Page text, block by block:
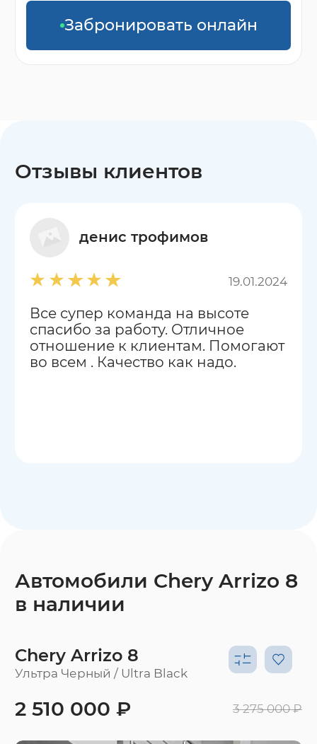
Забронировать онлайн
Отзывы клиентов
денис трофимов
19.01.2024
Все супер команда на высоте
спасибо за работу. Отличное
отношение к клиентам. Помогают
во всем . Качество как надо.
Автомобили Chery Arrizo 8
в наличии
Chery Arrizo 8
Ультра Черный / Ultra Black
2 510 000 ₽ 3 275 000 ₽